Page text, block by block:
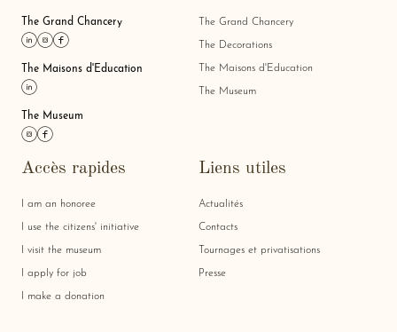
The Grand Chancery
Link linkedin
Link instagram
Link facebook
The Maisons d'Education
The Museum
Link instagram
The Grand Chancery
The Decorations
The Maisons d'Education
The Museum
Accès rapides
I am an honoree
I use the citizens' initiative
I visit the museum
I apply for job
I make a donation
Liens utiles
Actualités
Contacts
Tournages et privatisations
Presse